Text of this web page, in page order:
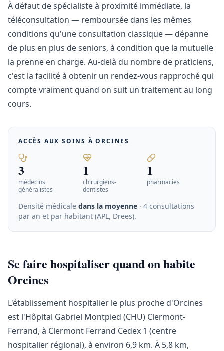
À défaut de spécialiste à proximité immédiate, la
téléconsultation — remboursée dans les mêmes
conditions qu'une consultation classique — dépanne
de plus en plus de seniors, à condition que la mutuelle
la prenne en charge. Au-delà du nombre de praticiens,
c'est la facilité à obtenir un rendez-vous rapproché qui
compte vraiment quand on suit un traitement au long
cours.
ACCÈS AUX SOINS ÀORCINES
3
médecins
généralistes
1
chirurgiens-
dentistes
1
pharmacies
Densité médicale dans la moyenne · 4 consultations
par an et par habitant (APL, Drees).
Se faire hospitaliser quand on habite
Orcines
L'établissement hospitalier le plus proche d'Orcines
est l'Hôpital Gabriel Montpied (CHU) Clermont-
Ferrand, à Clermont Ferrand Cedex 1 (centre
hospitalier régional), à environ 6,9 km. À 5,8 km,